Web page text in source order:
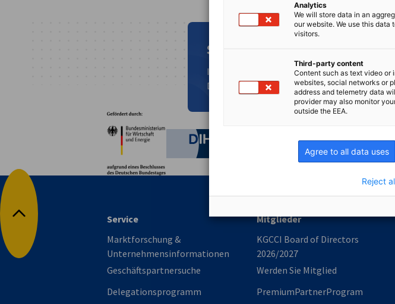
Suchen Sie etwas Anderes?
In unserem Informationszentrum finden Sie
Downloads, Videos, Podcasts...
Nach oben
Service
Marktforschung &
Unternehmensinformationen
Geschäftspartnersuche
Delegationsprogramm
Mitglieder
KGCCI Board of Directors
2026/2027
Werden Sie Mitglied
PremiumPartnerProgram
Analytics
We will store data in an
our website. We use this data
visitors.
Third-party content
Content such as text video or
websites, social networks or
address and telemetry data
provider may also monitor
outside the EEA.
Agree to all data uses
Reject